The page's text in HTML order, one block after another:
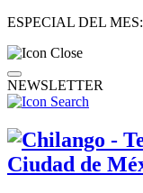
ESPECIAL DEL MES:
NEWSLETTER